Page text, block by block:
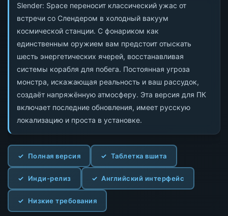
Slender: Space переносит классический ужас от
встречи со Слендером в холодный вакуум
космической станции. С фонариком как
единственным оружием вам предстоит отыскать
шесть энергетических ячерей, восстанавливая
системы корабля для побега. Постоянная угроза
монстра, искажающая реальность и ваш рассудок,
создаёт напряжённую атмосферу. Эта версия для ПК
включает последние обновления, имеет русскую
локализацию и проста в установке.
Полная версия Таблетка вшита
Инди-релиз Английский интерфейс
Низкие требования